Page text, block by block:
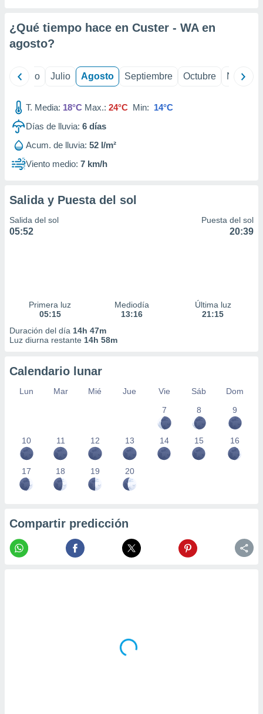
e
mediante
publicidad
publicidad
de
1199
¿Qué tiempo hace en Custer - WA en
agosto?
Junio Julio Agosto Septiembre Octubre
T. Media: 18°C Max.: 24°C Min: 14°C
Días de lluvia: 6 días
Acum. de lluvia: 52 l/m²
Viento medio: 7 km/h
Salida y Puesta del sol
Salida del sol
05:52
Puesta del sol
20:39
Primera luz
05:15
Mediodía
13:16
Última luz
21:15
Duración del día 14h 47m
Luz diurna restante 14h 58m
Calendario lunar
Lun Mar Mié Jue Vie Sáb
Dom
7
8 9
10 11 12 13 14 15 16
17 18 19 20
Compartir predicción